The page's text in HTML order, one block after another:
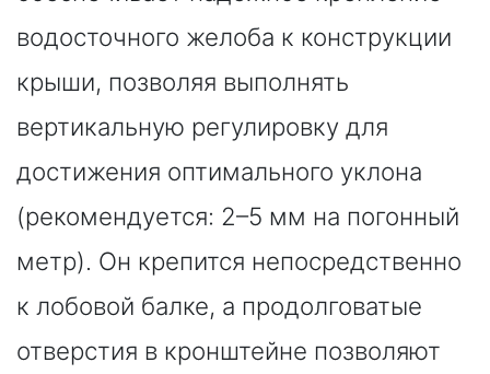
водосточного желоба к конструкции
крыши, позволяя выполнять
вертикальную регулировку для
достижения оптимального уклона
(рекомендуется: 2–5 мм на погонный
метр). Он крепится непосредственно
к лобовой балке, а продолговатые
отверстия в кронштейне позволяют